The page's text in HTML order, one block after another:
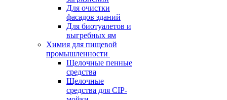
Для очистки
фасадов зданий
Для биотуалетов и
выгребных ям
Химия для пищевой
промышленности
Щелочные пенные
средства
Щелочные
средства для CIP-